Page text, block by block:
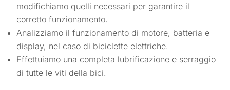
modifichiamo quelli necessari per garantire il
corretto funzionamento.
Analizziamo il funzionamento di motore, batteria e
display, nel caso di biciclette elettriche.
Effettuiamo una completa lubrificazione e serraggio
di tutte le viti della bici.